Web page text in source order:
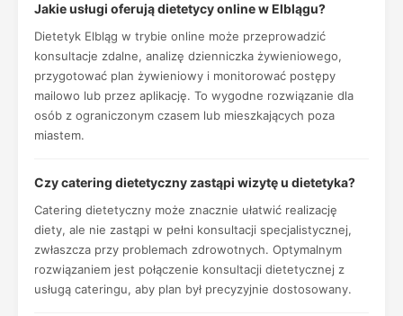
Jakie usługi oferują dietetycy online w Elblągu?
Dietetyk Elbląg w trybie online może przeprowadzić
konsultacje zdalne, analizę dzienniczka żywieniowego,
przygotować plan żywieniowy i monitorować postępy
mailowo lub przez aplikację. To wygodne rozwiązanie dla
osób z ograniczonym czasem lub mieszkających poza
miastem.
Czy catering dietetyczny zastąpi wizytę u dietetyka?
Catering dietetyczny może znacznie ułatwić realizację
diety, ale nie zastąpi w pełni konsultacji specjalistycznej,
zwłaszcza przy problemach zdrowotnych. Optymalnym
rozwiązaniem jest połączenie konsultacji dietetycznej z
usługą cateringu, aby plan był precyzyjnie dostosowany.